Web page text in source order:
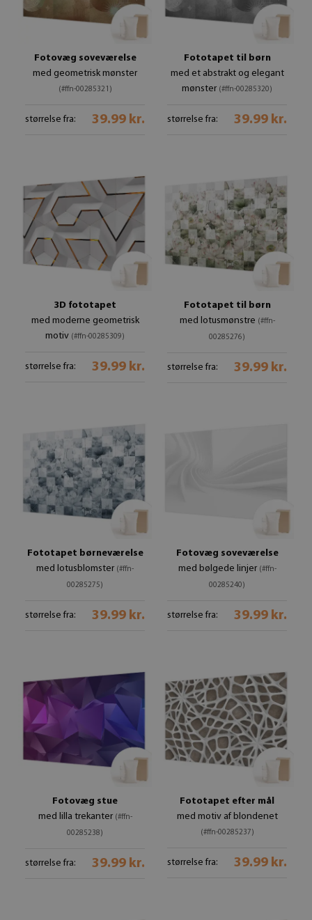
Fotovæg soveværelse
med geometrisk mønster
(#ffn-00285321)
størrelse fra: 39.99 kr.
Fototapet til børn
med et abstrakt og elegant
mønster (#ffn-00285320)
størrelse fra: 39.99 kr.
3D fototapet
med moderne geometrisk
motiv (#ffn-00285309)
størrelse fra: 39.99 kr.
Fototapet til børn
med lotusmønstre (#ffn-
00285276)
størrelse fra: 39.99 kr.
Fototapet børneværelse
med lotusblomster (#ffn-
00285275)
størrelse fra: 39.99 kr.
Fotovæg soveværelse
med bølgede linjer (#ffn-
00285240)
størrelse fra: 39.99 kr.
Fotovæg stue
med lilla trekanter (#ffn-
00285238)
størrelse fra: 39.99 kr.
Fototapet efter mål
med motiv af blondenet
(#ffn-00285237)
størrelse fra: 39.99 kr.